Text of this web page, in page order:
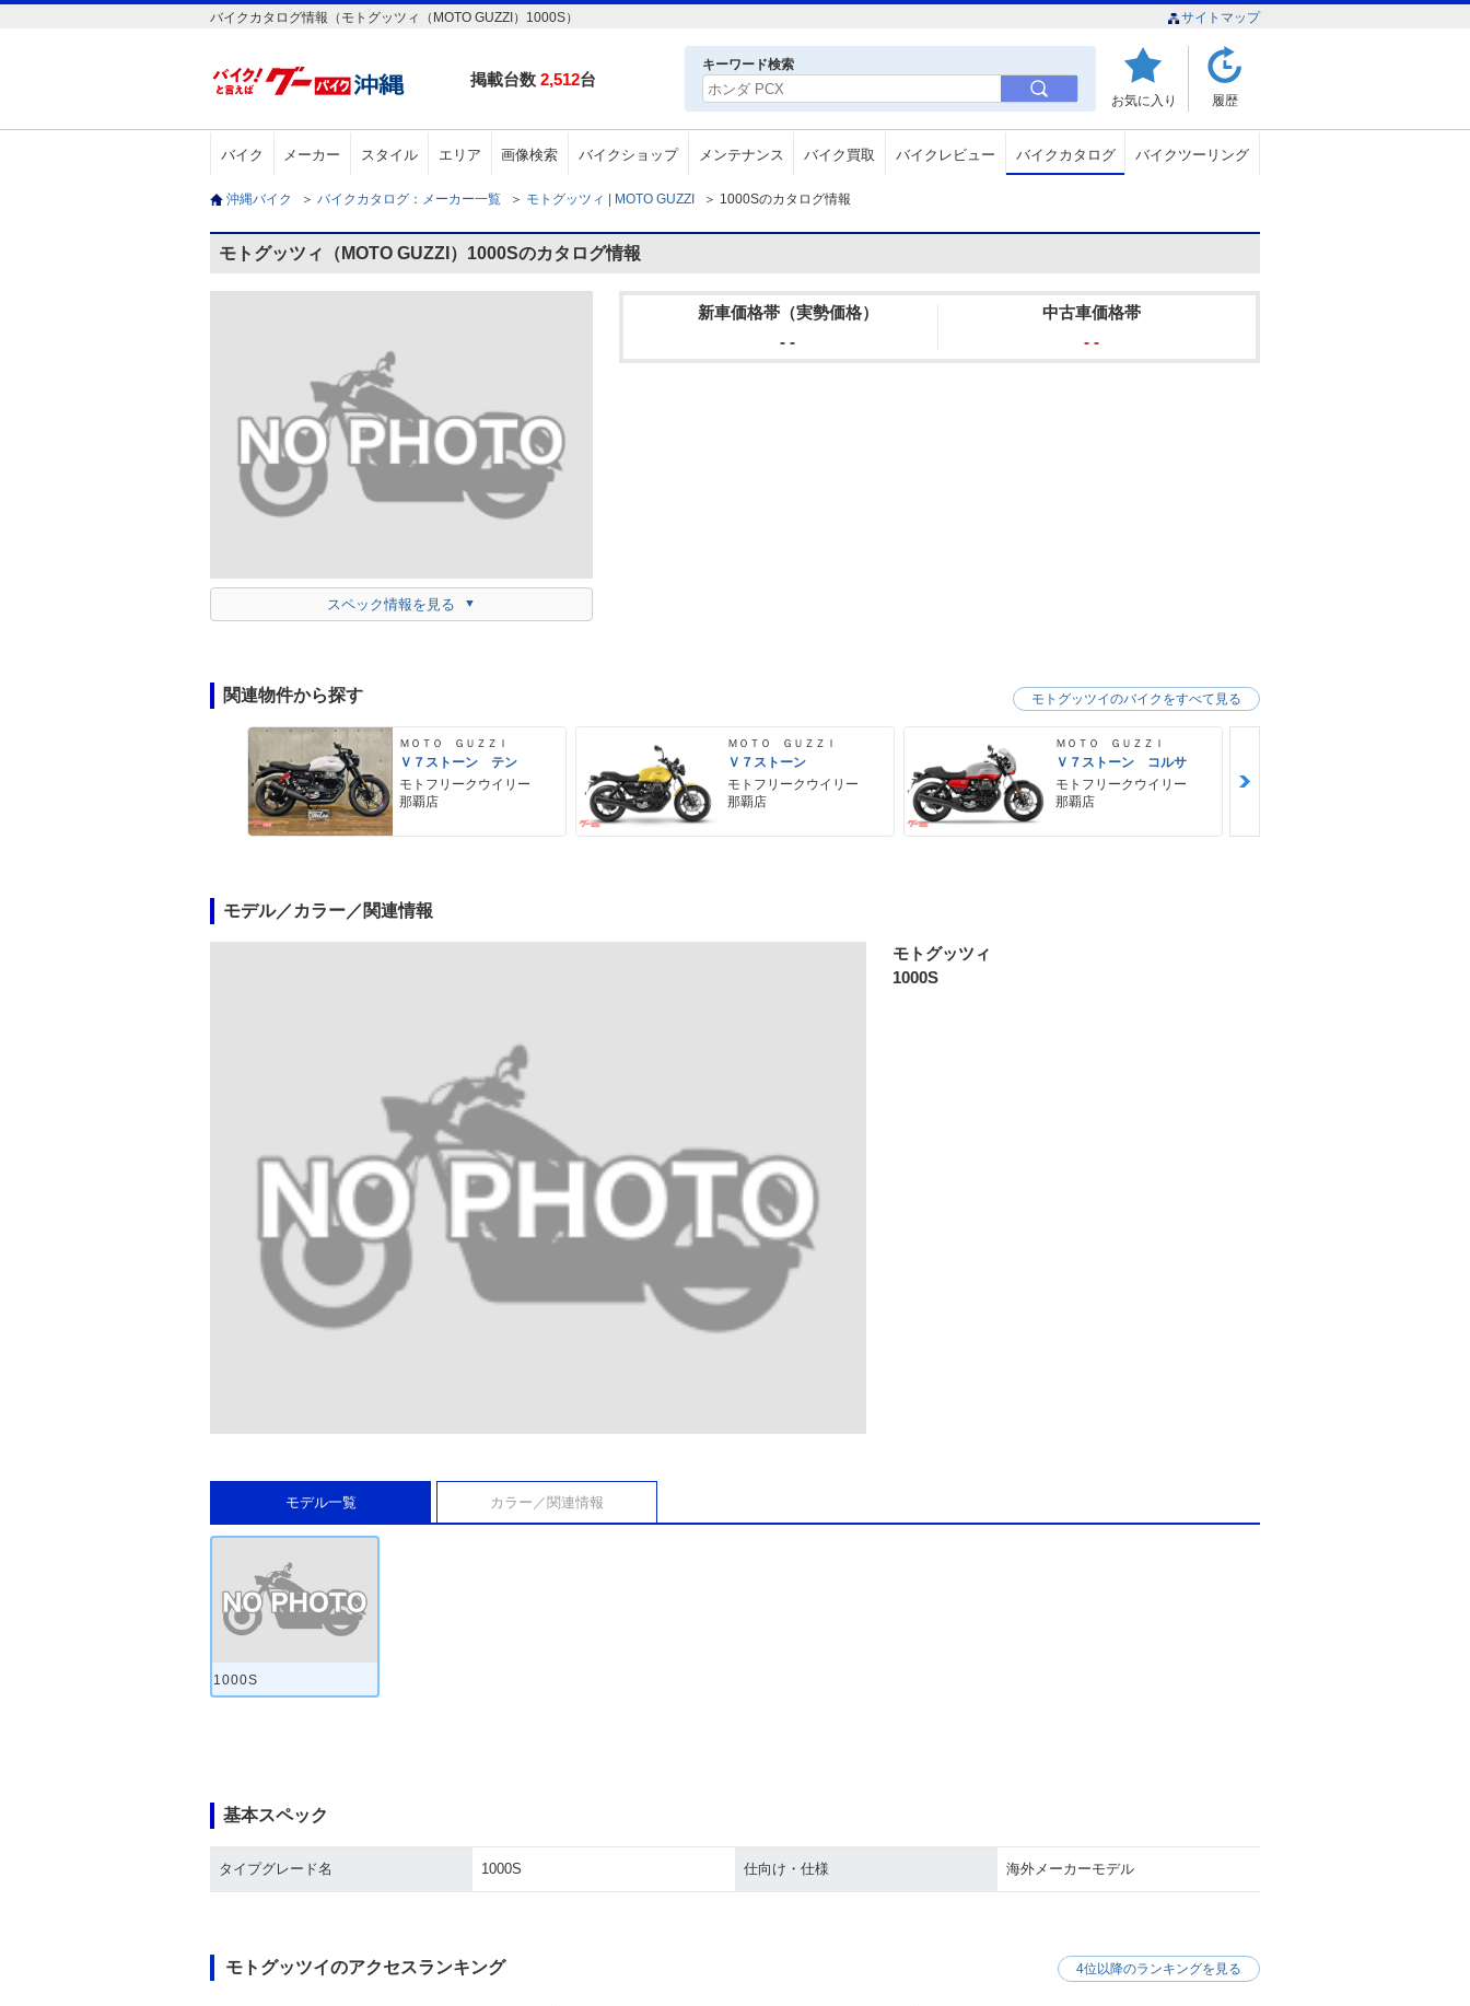
バイクカタログ情報（モトグッツィ（MOTO GUZZI）1000S） サイトマップ
掲載台数 2,512台
キーワード検索
お気に入り 履歴
バイク メーカー スタイル エリア 画像検索 バイクショップ メンテナンス バイク買取 バイクレビュー バイクカタログ バイクツーリング
沖縄バイク ＞ バイクカタログ：メーカー一覧 ＞ モトグッツィ | MOTO GUZZI ＞ 1000Sのカタログ情報
モトグッツィ（MOTO GUZZI）1000Sのカタログ情報
スペック情報を見る
新車価格帯（実勢価格）
- -
中古車価格帯
- -
関連物件から探す
ＭＯＴＯ ＧＵＺＺＩ
Ｖ７ストーン テン
モトフリークウイリー
那覇店
ＭＯＴＯ ＧＵＺＺＩ
Ｖ７ストーン
モトフリークウイリー
那覇店
ＭＯＴＯ ＧＵＺＺＩ
Ｖ７ストーン コルサ
モトフリークウイリー
那覇店
モトグッツイのバイクをすべて見る
モデル／カラー／関連情報
モトグッツィ
1000S
モデル一覧 カラー／関連情報
1000S
基本スペック
タイプグレード名 1000S 仕向け・仕様 海外メーカーモデル
モトグッツイのアクセスランキング 4位以降のランキングを見る